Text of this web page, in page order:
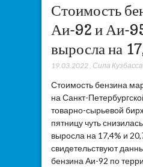
Стоимость
Аи-92 и Аи-
выросла на
19.03.2022, Сила Кузбасса
Стоимость бензина
на Санкт-
товарно-сырьевой
пятницу чуть
выросла на 17,4% и
свидетельствуют
бензина Аи-92 по